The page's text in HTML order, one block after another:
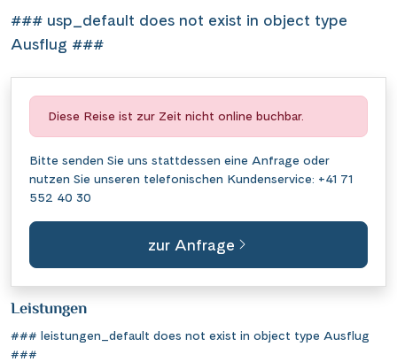
### usp_default does not exist in object type
Ausflug ###
Diese Reise ist zur Zeit nicht online buchbar.
Bitte senden Sie uns stattdessen eine Anfrage oder
nutzen Sie unseren telefonischen Kundenservice: +41 71
552 40 30
zur Anfrage
Leistungen
### leistungen_default does not exist in object type Ausflug
###